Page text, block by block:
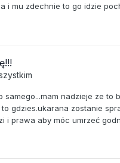
i mu zdechnie to go idzie
nadzieje ze
gdzies.ukarana zostanie
i prawa aby móc umrzeć